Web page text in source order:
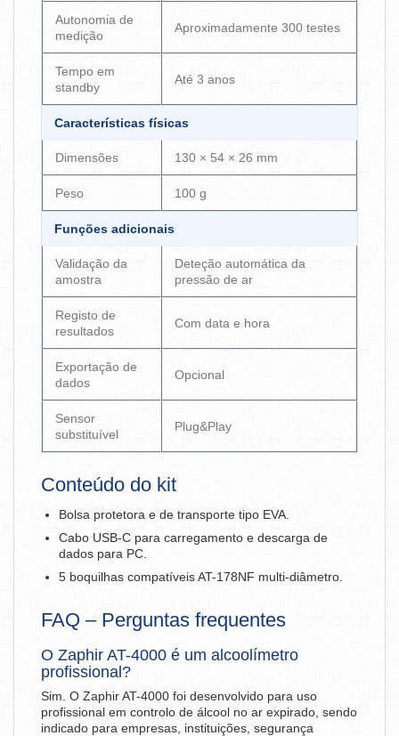
Autonomia de
medição
Aproximadamente 300 testes
Tempo em
standby
Até 3 anos
Características físicas
Dimensões 130 × 54 × 26 mm
Peso 100 g
Funções adicionais
Validação da
amostra
Deteção automática da
pressão de ar
Registo de
resultados
Com data e hora
Exportação de
dados
Opcional
Sensor
substituível
Plug&Play
Conteúdo do kit
Bolsa protetora e de transporte tipo EVA.
Cabo USB-C para carregamento e descarga de
dados para PC.
5 boquilhas compatíveis AT-178NF multi-diâmetro.
FAQ – Perguntas frequentes
O Zaphir AT-4000 é um alcoolímetro
profissional?
Sim. O Zaphir AT-4000 foi desenvolvido para uso
profissional em controlo de álcool no ar expirado, sendo
indicado para empresas, instituições, segurança